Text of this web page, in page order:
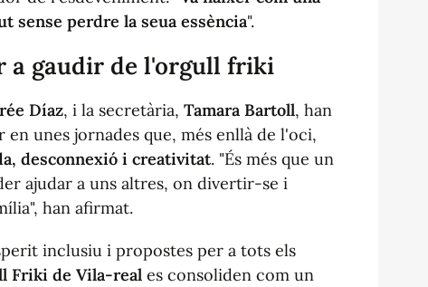
sense perdre la seua essència".
a gaudir de l'orgull friki
Díaz, i la secretària, Tamara Bartoll, han
unes jornades que, més enllà de l'oci,
desconnexió i creativitat. "És més que un
ajudar a uns altres, on divertir-se i
han afirmat.
inclusiu i propostes per a tots els
Friki de Vila-real es consoliden com un